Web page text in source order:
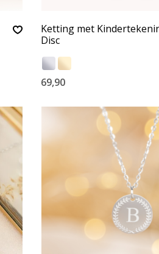
Ketting met
Disc
69,90